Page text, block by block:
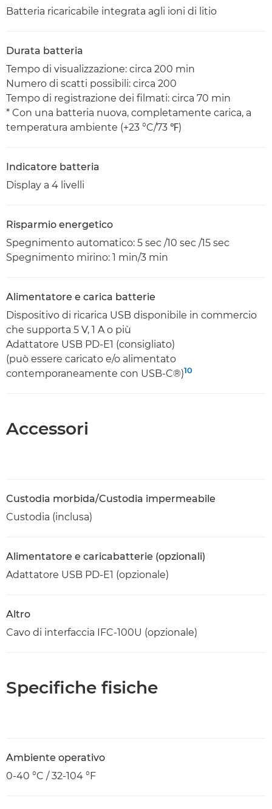
Batteria ricaricabile integrata agli ioni di litio
Durata batteria
Tempo di visualizzazione: circa 200 min
Numero di scatti possibili: circa 200
Tempo di registrazione dei filmati: circa 70 min
* Con una batteria nuova, completamente carica, a
temperatura ambiente (+23 °C/73 ℉)
Indicatore batteria
Display a 4 livelli
Risparmio energetico
Spegnimento automatico: 5 sec /10 sec /15 sec
Spegnimento mirino: 1 min/3 min
Alimentatore e carica batterie
Dispositivo di ricarica USB disponibile in commercio
che supporta 5 V, 1 A o più
Adattatore USB PD-E1 (consigliato)
(può essere caricato e/o alimentato
contemporaneamente con USB-C®)10
Accessori
Custodia morbida/Custodia impermeabile
Custodia (inclusa)
Alimentatore e caricabatterie (opzionali)
Adattatore USB PD-E1 (opzionale)
Altro
Cavo di interfaccia IFC-100U (opzionale)
Specifiche fisiche
Ambiente operativo
0-40 °C / 32-104 °F